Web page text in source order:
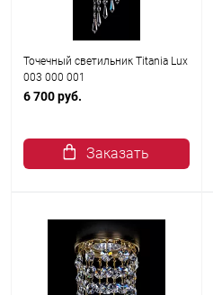
Точечный светильник Titania Lux
003 000 001
6 700 руб.
Заказать